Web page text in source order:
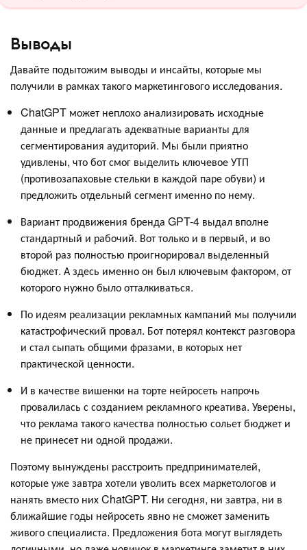
Выводы
Давайте подытожим выводы и инсайты, которые мы
получили в рамках такого маркетингового исследования.
ChatGPT может неплохо анализировать исходные
данные и предлагать адекватные варианты для
сегментирования аудиторий. Мы были приятно
удивлены, что бот смог выделить ключевое УТП
(противозапаховые стельки в каждой паре обуви) и
предложить отдельный сегмент именно по нему.
Вариант продвижения бренда GPT-4 выдал вполне
стандартный и рабочий. Вот только и в первый, и во
второй раз полностью проигнорировал выделенный
бюджет. А здесь именно он был ключевым фактором, от
которого нужно было отталкиваться.
По идеям реализации рекламных кампаний мы получили
катастрофический провал. Бот потерял контекст разговора
и стал сыпать общими фразами, в которых нет
практической ценности.
И в качестве вишенки на торте нейросеть напрочь
провалилась с созданием рекламного креатива. Уверены,
что реклама такого качества полностью сольет бюджет и
не принесет ни одной продажи.
Поэтому вынуждены расстроить предпринимателей,
которые уже завтра хотели уволить всех маркетологов и
нанять вместо них ChatGPT. Ни сегодня, ни завтра, ни в
ближайшие годы нейросеть явно не сможет заменить
живого специалиста. Предложения бота могут выглядеть